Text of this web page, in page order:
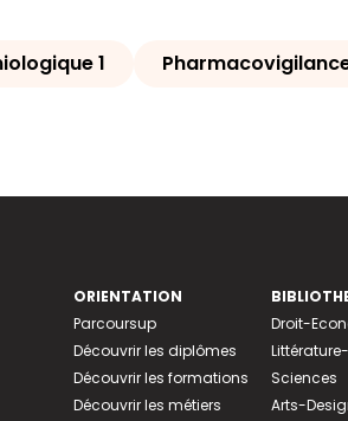
1
ORIENTATION
Parcoursup
Découvrir les diplômes
Découvrir les formations
Découvrir les métiers
Droit-
Sciences
Arts-